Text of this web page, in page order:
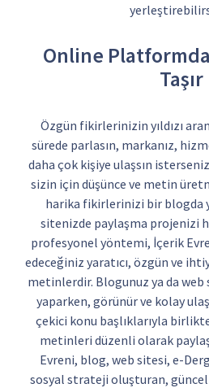
Online
Taşır
Özgün fikirlerinizin yıldızı
sürede parlasın, markanız,
daha çok kişiye ulaşsın
sizin için düşünce ve metin
harika fikirlerinizi bir blogda
sitenizde paylaşma projenizi
profesyonel yöntemi, İçerik
edeceğiniz yaratıcı, özgün ve
metinlerdir. Blogunuz ya da web
yaparken, görünür ve kolay
çekici konu başlıklarıyla
metinleri düzenli olarak
Evreni, blog, web sitesi, e-
sosyal strateji oluşturan, güncel